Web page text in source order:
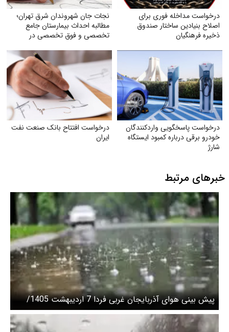
درخواست مداخله فوری برای
اصلاح بنیادین ساختار صندوق
ذخیره فرهنگیان
نجات جان شهروندان شرق تهران؛
مطالبه احداث بیمارستان جامع
تخصصی و فوق تخصصی در
درخواست پاسخگویی واردکنندگان
خودرو برقی درباره کمبود ایستگاه
شارژ
درخواست افتتاح بانک صنعت نفت
ایران
خبرهای مرتبط
پیش بینی هوای آذربایجان غربی فردا 7 اردیبهشت 1405/
تشدید فعالیت سامانه بارشی